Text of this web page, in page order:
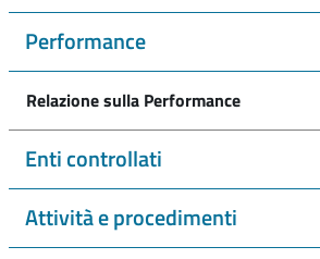
Performance
Relazione sulla Performance
Enti controllati
Attività e procedimenti